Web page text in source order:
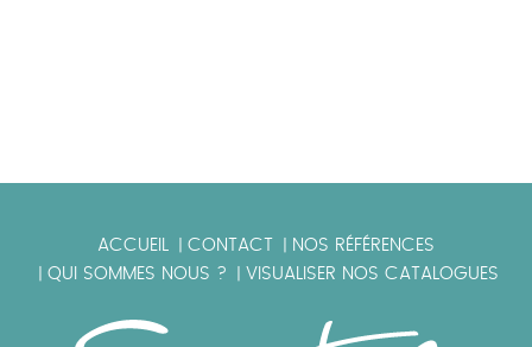
ACCUEIL CONTACT NOS RÉFÉRENCES
QUI SOMMES NOUS ? VISUALISER NOS CATALOGUES